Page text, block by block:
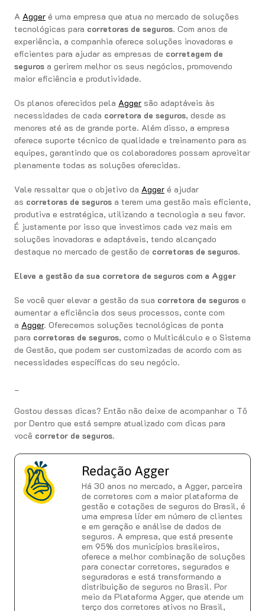
A Agger é uma empresa que atua no mercado de soluções
tecnológicas para corretoras de seguros. Com anos de
experiência, a companhia oferece soluções inovadoras e
eficientes para ajudar as empresas de corretagem de
seguros a gerirem melhor os seus negócios, promovendo
maior eficiência e produtividade.
Os planos oferecidos pela Agger são adaptáveis às
necessidades de cada corretora de seguros, desde as
menores até as de grande porte. Além disso, a empresa
oferece suporte técnico de qualidade e treinamento para as
equipes, garantindo que os colaboradores possam aproveitar
plenamente todas as soluções oferecidas.
Vale ressaltar que o objetivo da Agger é ajudar
as corretoras de seguros a terem uma gestão mais eficiente,
produtiva e estratégica, utilizando a tecnologia a seu favor.
É justamente por isso que investimos cada vez mais em
soluções inovadoras e adaptáveis, tendo alcançado
destaque no mercado de gestão de corretoras de seguros.
Eleve a gestão da sua corretora de seguros com a Agger
Se você quer elevar a gestão da sua corretora de seguros e
aumentar a eficiência dos seus processos, conte com
a Agger. Oferecemos soluções tecnológicas de ponta
para corretoras de seguros, como o Multicálculo e o Sistema
de Gestão, que podem ser customizadas de acordo com as
necessidades específicas do seu negócio.
Gostou dessas dicas? Então não deixe de acompanhar o Tô
por Dentro que está sempre atualizado com dicas para
você corretor de seguros.
Redação Agger
Há 30 anos no mercado, a Agger, parceira
de corretores com a maior plataforma de
gestão e cotações de seguros do Brasil, é
uma empresa líder em número de clientes
e em geração e análise de dados de
seguros. A empresa, que está presente
em 95% dos municípios brasileiros,
oferece a melhor combinação de soluções
para conectar corretores, segurados e
seguradoras e está transformando a
distribuição de seguros no Brasil. Por
meio da Plataforma Agger, que atende um
terço dos corretores ativos no Brasil,